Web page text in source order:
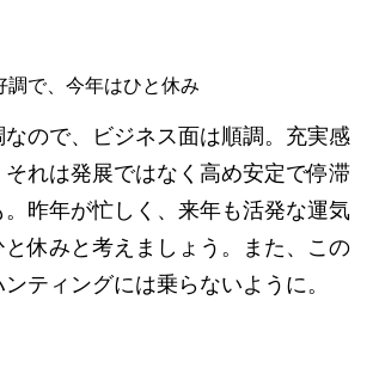
調で、今年はひと休み
ので、ビジネス面は順調。充実感
れは発展ではなく高め安定で停滞
昨年が忙しく、来年も活発な運気
休みと考えましょう。また、この
ティングには乗らないように。